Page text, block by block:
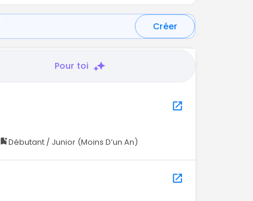
Créer
Pour toi
Débutant / Junior (Moins D’un An)